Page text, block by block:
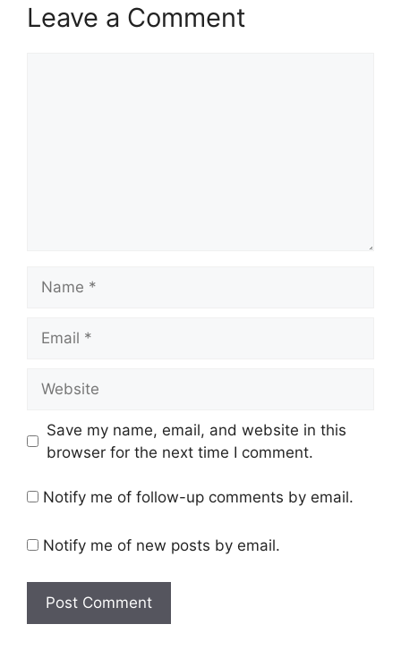
Leave a Comment
Save my name, email, and website in this
browser for the next time I comment.
Notify me of follow-up comments by email.
Notify me of new posts by email.